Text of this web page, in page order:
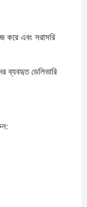
করে এবং সরাসরি
ব্যবহৃত ডেলিভারি